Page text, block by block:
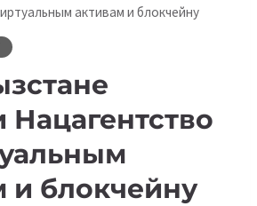
активам и блокчейну
Нацагентство
и блокчейну